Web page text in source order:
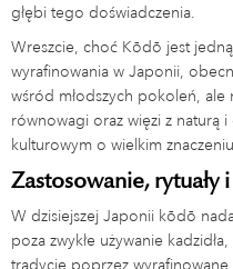
głębi tego doświadczenia.
Wreszcie, choć Kōdō jest
wyrafinowania w Japonii,
wśród młodszych pokoleń, ale
równowagi oraz więzi z naturą
kulturowym o wielkim
Zastosowanie, rytuały
W dzisiejszej Japonii kōdō
poza zwykłe używanie
tradycję poprzez wyrafinowane